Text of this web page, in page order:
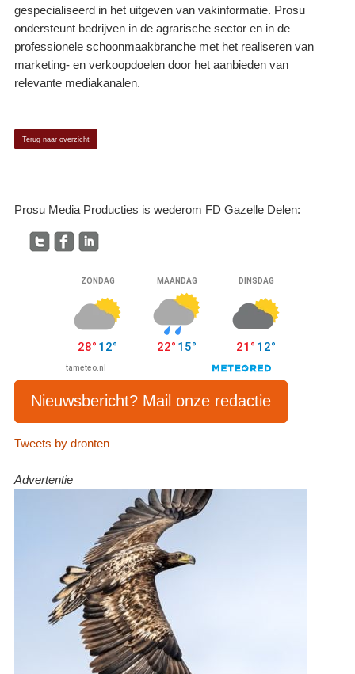
gespecialiseerd in het uitgeven van vakinformatie. Prosu
ondersteunt bedrijven in de agrarische sector en in de
professionele schoonmaakbranche met het realiseren van
marketing- en verkoopdoelen door het aanbieden van
relevante mediakanalen.
Terug naar overzicht
Prosu Media Producties is wederom FD Gazelle Delen:
Nieuwsbericht? Mail onze redactie
Tweets by dronten
Advertentie